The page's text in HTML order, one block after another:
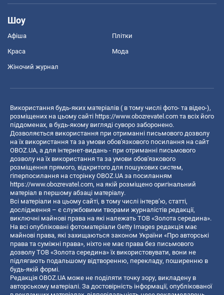
Шоу
Афіша Плітки
Краса Мода
Жіночий журнал
Використання будь-яких матеріалів ( в тому числі фото- та відео-),
розміщених на цьому сайті https://www.obozrevatel.com та всіх його
піддоменах, в будь-якому вигляді суворо заборонено.
Дозволяється використання при отриманні письмового дозволу
на їх використання та за умови обов'язкового посилання на сайт
OBOZ.UA, а для інтернет-видань - при отриманні письмового
дозволу на їх використання та за умови обов'язкового
розміщення прямого, відкритого для пошукових систем,
гіперпосилання на сторінку OBOZ.UA за посиланням
https://www.obozrevatel.com, на якій розміщено оригінальний
матеріал в першому абзаці матеріалу.
Всі матеріали на цьому сайті, в тому числі інтерв’ю, статті,
дослідження – є службовими творами журналістів редакції,
виключні майнові права на які належать ТОВ «Золота середина».
На всі опубліковані фотоматеріали Getty Images редакція має
майнові права, які захищаються законом України «Про авторські
права та суміжні права», ніхто не має права без письмового
дозволу ТОВ «Золота середина» їх використовувати, вони не
підлягають подальшому відтворенню, перекладу, поширенню в
будь-якій формі.
Редакція OBOZ.UA може не поділяти точку зору, викладену в
авторському матеріалі. За достовірність інформації, опублікованої